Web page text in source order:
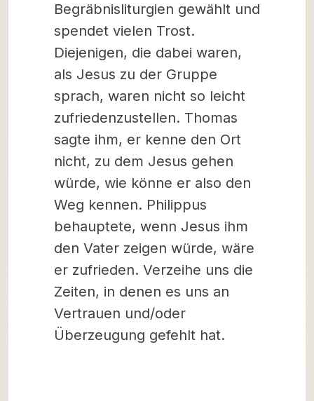
Begräbnisliturgien gewählt und
spendet vielen Trost.
Diejenigen, die dabei waren,
als Jesus zu der Gruppe
sprach, waren nicht so leicht
zufriedenzustellen. Thomas
sagte ihm, er kenne den Ort
nicht, zu dem Jesus gehen
würde, wie könne er also den
Weg kennen. Philippus
behauptete, wenn Jesus ihm
den Vater zeigen würde, wäre
er zufrieden. Verzeihe uns die
Zeiten, in denen es uns an
Vertrauen und/oder
Überzeugung gefehlt hat.